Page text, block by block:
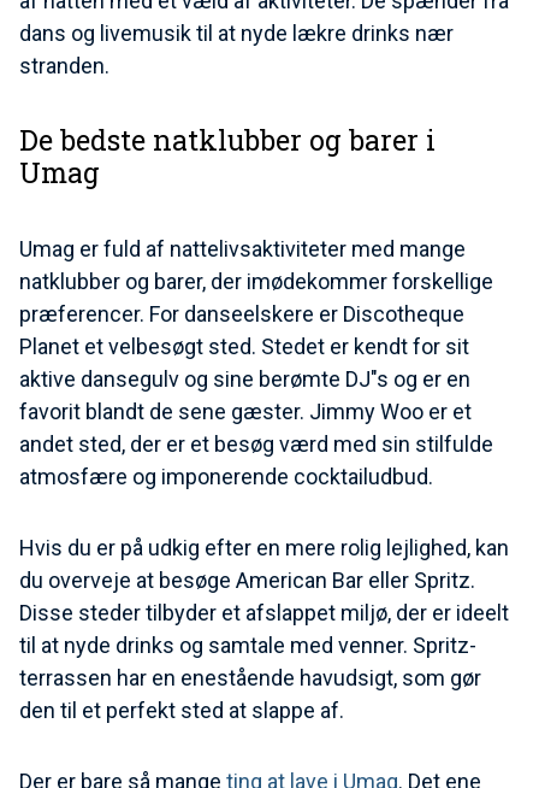
dans og livemusik til at nyde lækre drinks nær
stranden.
De bedste natklubber og barer i
Umag
Umag er fuld af nattelivsaktiviteter med mange
natklubber og barer, der imødekommer forskellige
præferencer. For danseelskere er Discotheque
Planet et velbesøgt sted. Stedet er kendt for sit
aktive dansegulv og sine berømte DJ"s og er en
favorit blandt de sene gæster. Jimmy Woo er et
andet sted, der er et besøg værd med sin stilfulde
atmosfære og imponerende cocktailudbud.
Hvis du er på udkig efter en mere rolig lejlighed, kan
du overveje at besøge American Bar eller Spritz.
Disse steder tilbyder et afslappet miljø, der er ideelt
til at nyde drinks og samtale med venner. Spritz-
terrassen har en enestående havudsigt, som gør
den til et perfekt sted at slappe af.
Der er bare så mange ting at lave i Umag. Det ene